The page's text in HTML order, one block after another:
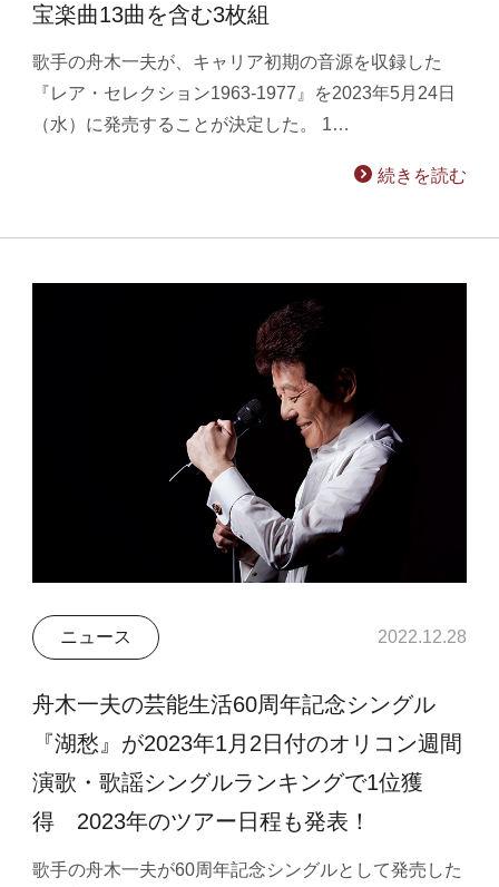
宝楽曲13曲を含む3枚組
歌手の舟木一夫が、キャリア初期の音源を収録した
『レア・セレクション1963-1977』を2023年5月24日
（水）に発売することが決定した。 1…
続きを読む
ニュース 2022.12.28
舟木一夫の芸能生活60周年記念シングル
『湖愁』が2023年1月2日付のオリコン週間
演歌・歌謡シングルランキングで1位獲
得 2023年のツアー日程も発表！
歌手の舟木一夫が60周年記念シングルとして発売した